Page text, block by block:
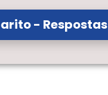
- Respostas